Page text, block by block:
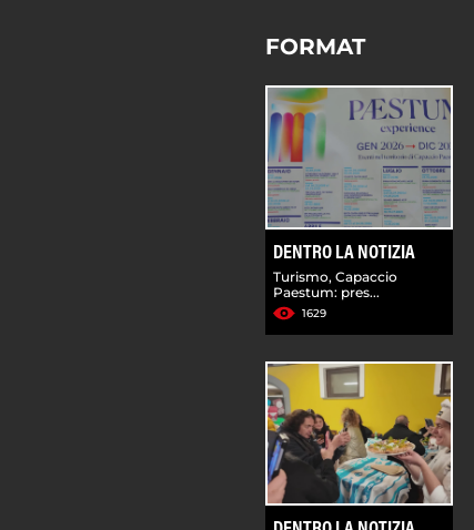
FORMAT
DENTRO LA NOTIZIA
Turismo, Capaccio
Paestum: pres...
1629